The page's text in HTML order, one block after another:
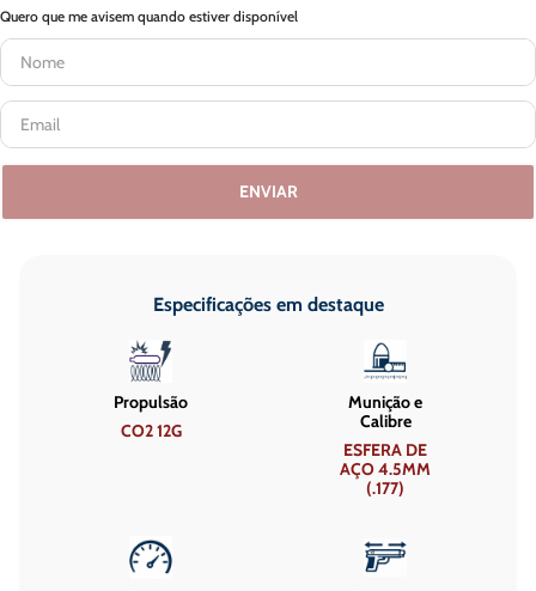
Quero que me avisem quando estiver disponível
ENVIAR
Especificações em destaque
Propulsão
CO2 12G
Munição e
Calibre
ESFERA DE
AÇO 4.5MM
(.177)